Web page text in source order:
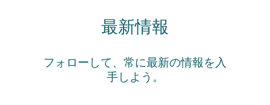
最新情報
フォローして、常に最新の情報を入
手しよう。